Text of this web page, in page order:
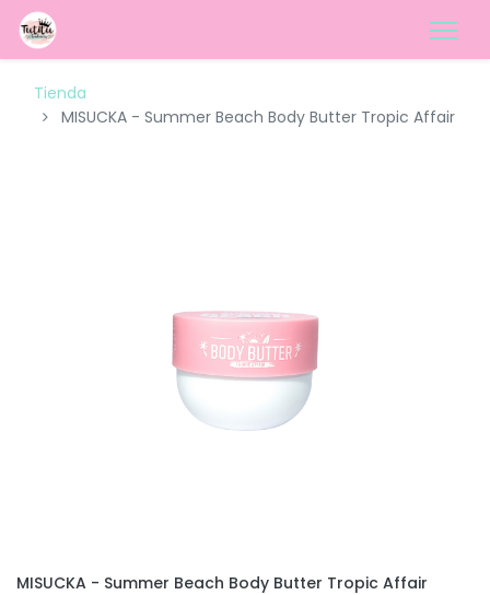
Tienda
MISUCKA - Summer Beach Body Butter Tropic Affair
MISUCKA - Summer Beach Body Butter Tropic Affair